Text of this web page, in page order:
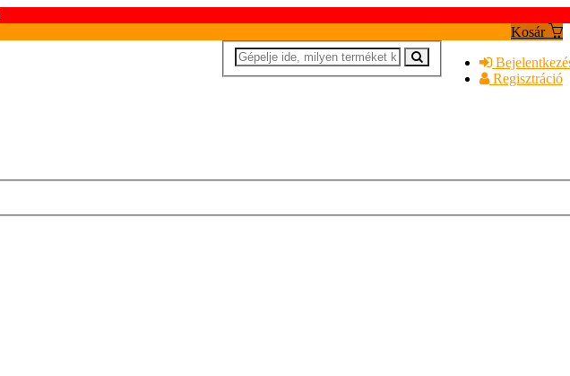
Kosár
Regisztráció